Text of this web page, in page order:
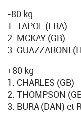
-80 kg
1. TAPOL (FRA)
2. MCKAY (GB)
3. GUAZZARONI
+80 kg
1. CHARLES (GB)
2. THOMPSON
3. BURA (DAN) et